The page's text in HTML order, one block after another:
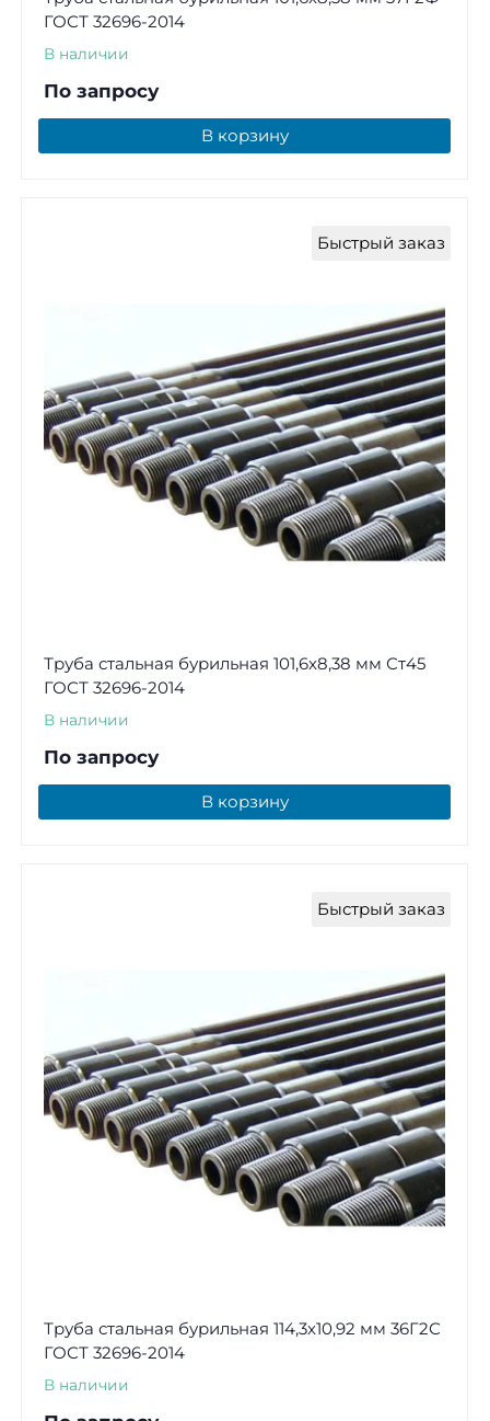
ГОСТ 32696-2014
В наличии
По запросу
В корзину
Быстрый заказ
Труба стальная бурильная 101,6х8,38 мм Ст45
ГОСТ 32696-2014
В наличии
По запросу
В корзину
Быстрый заказ
Труба стальная бурильная 114,3х10,92 мм 36Г2С
ГОСТ 32696-2014
В наличии